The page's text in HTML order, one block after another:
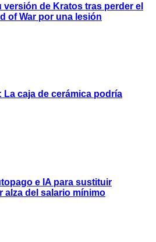
versión de Kratos tras perder el
of War por una lesión
La caja de cerámica podría
e IA para sustituir
alza del salario mínimo